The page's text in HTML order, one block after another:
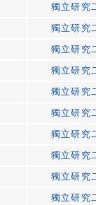
獨立研究
獨立研究
獨立研究
獨立研究
獨立研究
獨立研究
獨立研究
獨立研究
獨立研究
獨立研究